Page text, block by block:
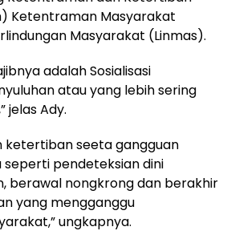
Ketentraman Masyarakat
Masyarakat (Linmas).
adalah Sosialisasi
atau yang lebih sering
jelas Ady.
ketertiban seeta gangguan
pendeteksian dini
berawal nongkrong dan berakhir
yang mengganggu
ungkapnya.